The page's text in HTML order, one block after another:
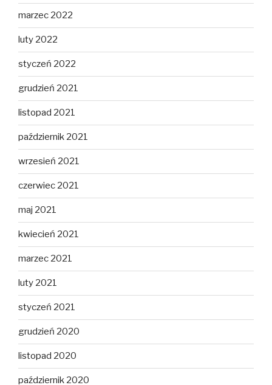
marzec 2022
luty 2022
styczeń 2022
grudzień 2021
listopad 2021
październik 2021
wrzesień 2021
czerwiec 2021
maj 2021
kwiecień 2021
marzec 2021
luty 2021
styczeń 2021
grudzień 2020
listopad 2020
październik 2020